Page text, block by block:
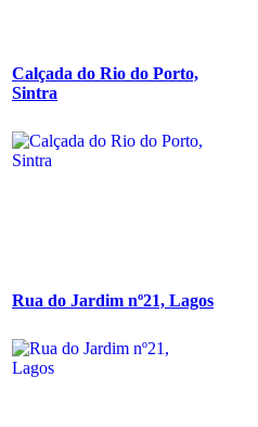
Calçada do Rio do Porto,
Sintra
Rua do Jardim nº21, Lagos